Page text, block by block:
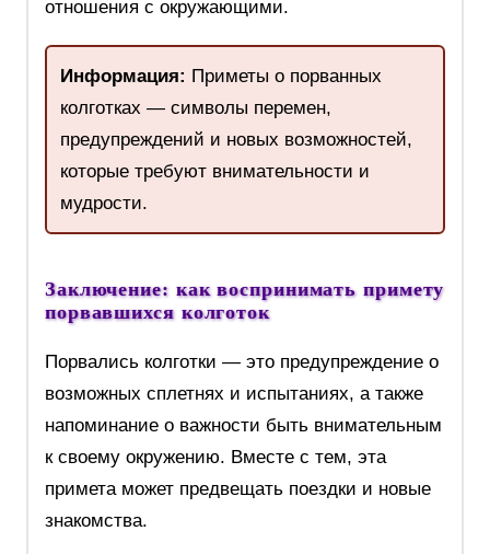
отношения с окружающими.
Информация: Приметы о порванных
колготках — символы перемен,
предупреждений и новых возможностей,
которые требуют внимательности и
мудрости.
Заключение: как воспринимать примету
порвавшихся колготок
Порвались колготки — это предупреждение о
возможных сплетнях и испытаниях, а также
напоминание о важности быть внимательным
к своему окружению. Вместе с тем, эта
примета может предвещать поездки и новые
знакомства.